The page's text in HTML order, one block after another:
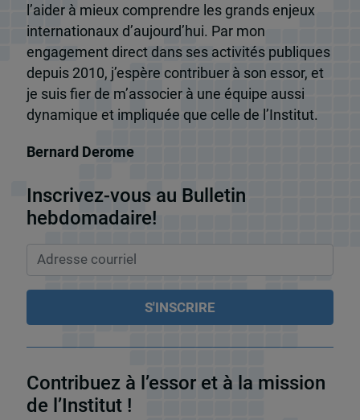
l’aider à mieux comprendre les grands enjeux
internationaux d’aujourd’hui. Par mon
engagement direct dans ses activités publiques
depuis 2010, j’espère contribuer à son essor, et
je suis fier de m’associer à une équipe aussi
dynamique et impliquée que celle de l’Institut.
Bernard Derome
Inscrivez-vous au Bulletin
hebdomadaire!
Contribuez à l’essor et à la mission
de l’Institut !